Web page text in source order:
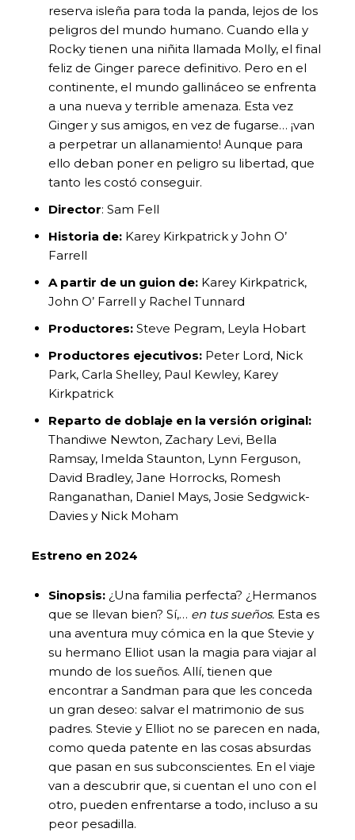
reserva isleña para toda la panda, lejos de los
peligros del mundo humano. Cuando ella y
Rocky tienen una niñita llamada Molly, el final
feliz de Ginger parece definitivo. Pero en el
continente, el mundo gallináceo se enfrenta
a una nueva y terrible amenaza. Esta vez
Ginger y sus amigos, en vez de fugarse… ¡van
a perpetrar un allanamiento! Aunque para
ello deban poner en peligro su libertad, que
tanto les costó conseguir.
Director: Sam Fell
Historia de: Karey Kirkpatrick y John O’
Farrell
A partir de un guion de: Karey Kirkpatrick,
John O’ Farrell y Rachel Tunnard
Productores: Steve Pegram, Leyla Hobart
Productores ejecutivos: Peter Lord, Nick
Park, Carla Shelley, Paul Kewley, Karey
Kirkpatrick
Reparto de doblaje en la versión original:
Thandiwe Newton, Zachary Levi, Bella
Ramsay, Imelda Staunton, Lynn Ferguson,
David Bradley, Jane Horrocks, Romesh
Ranganathan, Daniel Mays, Josie Sedgwick-
Davies y Nick Moham
Estreno en 2024
Sinopsis: ¿Una familia perfecta? ¿Hermanos
que se llevan bien? Sí,… en tus sueños. Esta es
una aventura muy cómica en la que Stevie y
su hermano Elliot usan la magia para viajar al
mundo de los sueños. Allí, tienen que
encontrar a Sandman para que les conceda
un gran deseo: salvar el matrimonio de sus
padres. Stevie y Elliot no se parecen en nada,
como queda patente en las cosas absurdas
que pasan en sus subconscientes. En el viaje
van a descubrir que, si cuentan el uno con el
otro, pueden enfrentarse a todo, incluso a su
peor pesadilla.